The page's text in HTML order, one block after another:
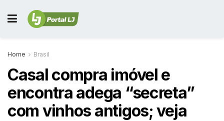
Home Brasil
Casal compra imóvel e
encontra adega “secreta”
com vinhos antigos; veja